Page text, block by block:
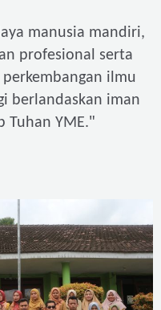
manusia mandiri,
profesional serta
ilmu
berlandaskan iman
Tuhan YME."